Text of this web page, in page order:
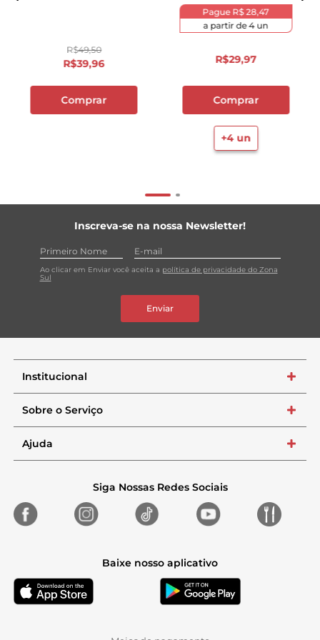
R$49,50
R$39,96
Comprar
Pague R$ 28,47
a partir de4un
R$29,97
Comprar
+4un
Inscreva-se na nossa Newsletter!
Ao clicar em Enviar você aceita a política de privacidade do Zona
Sul
Enviar
Institucional +
Sobre o Serviço +
Ajuda +
Siga Nossas Redes Sociais
Baixe nosso aplicativo